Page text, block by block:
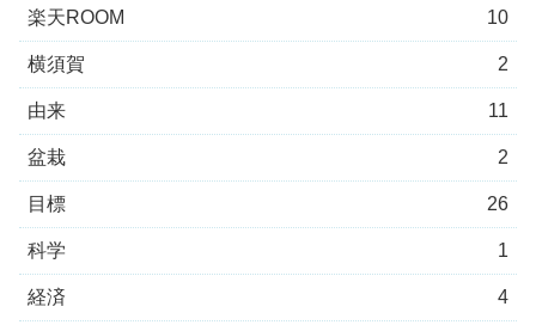
楽天ROOM 10
横須賀 2
由来 11
盆栽 2
目標 26
科学 1
経済 4